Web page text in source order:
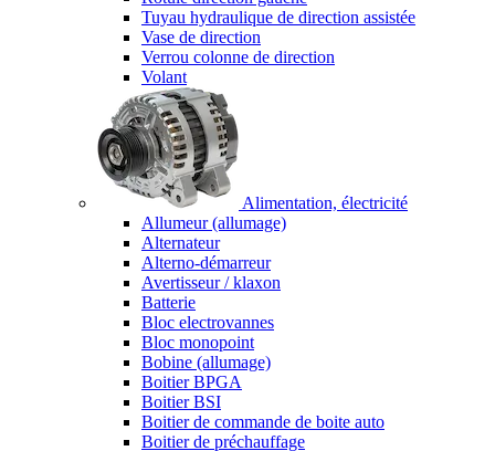
Tuyau hydraulique de direction assistée
Vase de direction
Verrou colonne de direction
Volant
Alimentation, électricité
Allumeur (allumage)
Alternateur
Alterno-démarreur
Avertisseur / klaxon
Batterie
Bloc electrovannes
Bloc monopoint
Bobine (allumage)
Boitier BPGA
Boitier BSI
Boitier de commande de boite auto
Boitier de préchauffage